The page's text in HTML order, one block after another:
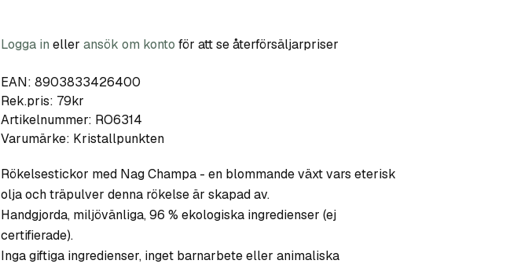
Logga in eller ansök om konto för att se återförsäljarpriser
EAN: 8903833426400
Rek.pris: 79kr
Artikelnummer: RO6314
Varumärke: Kristallpunkten
Rökelsestickor med Nag Champa - en blommande växt vars eterisk
olja och träpulver denna rökelse är skapad av.
Handgjorda, miljövänliga, 96 % ekologiska ingredienser (ej
certifierade).
Inga giftiga ingredienser, inget barnarbete eller animaliska